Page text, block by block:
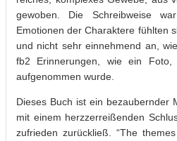
gewoben. Die Schreibweise
Emotionen der Charaktere fühlten
und nicht sehr einnehmend an,
fb2 Erinnerungen, wie ein
aufgenommen wurde.
Dieses Buch ist ein bezaubernder
mit einem herzzerreißenden
zufrieden zurückließ. “The